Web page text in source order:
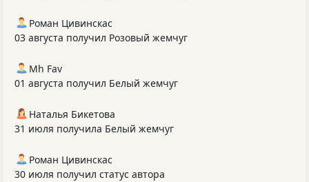
Роман Цивинскас
03 августа получил Розовый жемчуг
Mh Fav
01 августа получил Белый жемчуг
Наталья Бикетова
31 июля получила Белый жемчуг
Роман Цивинскас
30 июля получил статус автора